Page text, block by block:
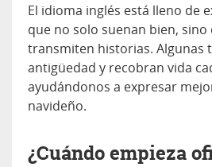
El idioma inglés está lleno de
que no solo suenan bien,
transmiten historias. Algunas
antigüedad y recobran vida
ayudándonos a expresar
navideño.
¿Cuándo empieza